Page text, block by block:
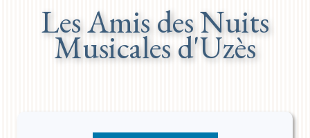
Les Amis des Nuits
Musicales d'Uzès